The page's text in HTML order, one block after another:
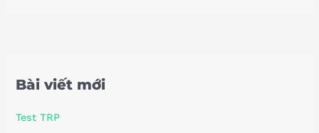
Bài viết mới
Test TRP